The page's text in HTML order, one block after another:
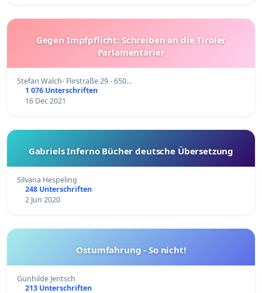
Gegen Impfpflicht: Schreiben an die Tiroler
Parlamentarier
Stefan Walch- Flirstraße 29 - 650…
1 076 Unterschriften
16 Dec 2021
Gabriels Inferno Bücher deutsche Übersetzung
Silvana Hespeling
248 Unterschriften
2 Jun 2020
Ostumfahrung - So nicht!
Gunhilde Jentsch
213 Unterschriften